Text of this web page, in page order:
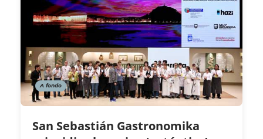
A fondo
San Sebastián Gastronomika